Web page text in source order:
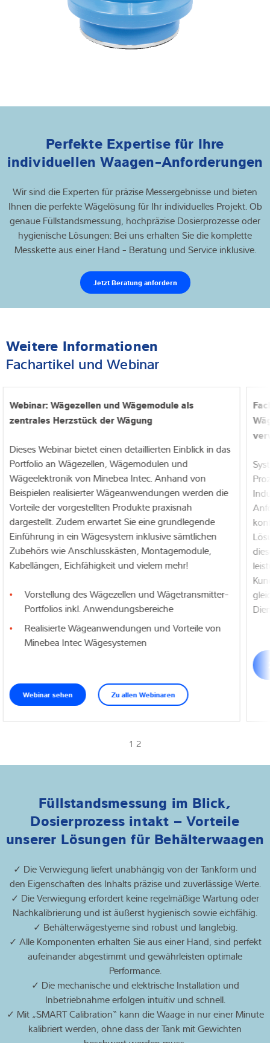
Perfekte Expertise für Ihre
individuellen Waagen-Anforderungen
Wir sind die Experten für präzise Messergebnisse und bieten
Ihnen die perfekte Wägelösung für Ihr individuelles Projekt. Ob
genaue Füllstandsmessung, hochpräzise Dosierprozesse oder
hygienische Lösungen: Bei uns erhalten Sie die komplette
Messkette aus einer Hand - Beratung und Service inklusive.
Jetzt Beratung anfordern
Weitere Informationen
Fachartikel und Webinar
Webinar: Wägezellen und Wägemodule als
zentrales Herzstück der Wägung
Dieses Webinar bietet einen detaillierten Einblick in das
Portfolio an Wägezellen, Wägemodulen und
Wägeelektronik von Minebea Intec. Anhand von
Beispielen realisierter Wägeanwendungen werden die
Vorteile der vorgestellten Produkte praxisnah
dargestellt. Zudem erwartet Sie eine grundlegende
Einführung in ein Wägesystem inklusive sämtlichen
Zubehörs wie Anschlusskästen, Montagemodule,
Kabellängen, Eichfähigkeit und vielem mehr!
Vorstellung des Wägezellen und Wägetransmitter-
Portfolios inkl. Anwendungsbereiche
Realisierte Wägeanwendungen und Vorteile von
Minebea Intec Wägesystemen
Webinar sehen Zu allen Webinaren
1 2
Füllstandsmessung im Blick,
Dosierprozess intakt – Vorteile
unserer Lösungen für Behälterwaagen
✓ Die Verwiegung liefert unabhängig von der Tankform und
den Eigenschaften des Inhalts präzise und zuverlässige Werte.
✓ Die Verwiegung erfordert keine regelmäßige Wartung oder
Nachkalibrierung und ist äußerst hygienisch sowie eichfähig.
✓ Behälterwägestyeme sind robust und langlebig.
✓ Alle Komponenten erhalten Sie aus einer Hand, sind perfekt
aufeinander abgestimmt und gewährleisten optimale
Performance.
✓ Die mechanische und elektrische Installation und
Inbetriebnahme erfolgen intuitiv und schnell.
✓ Mit „SMART Calibration“ kann die Waage in nur einer Minute
kalibriert werden, ohne dass der Tank mit Gewichten